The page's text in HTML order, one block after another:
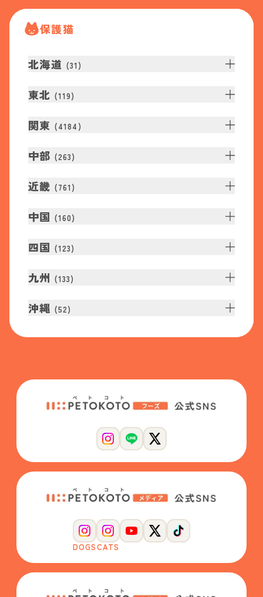
保護猫
北海道 (31 )
東北 (119)
関東 (4184 )
中部 (263)
近畿 (761 )
中国 (160)
四国 (123)
九州 (133)
沖縄 (52)
DOGSCATS